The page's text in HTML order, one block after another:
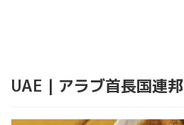
UAE｜アラブ首長国連邦